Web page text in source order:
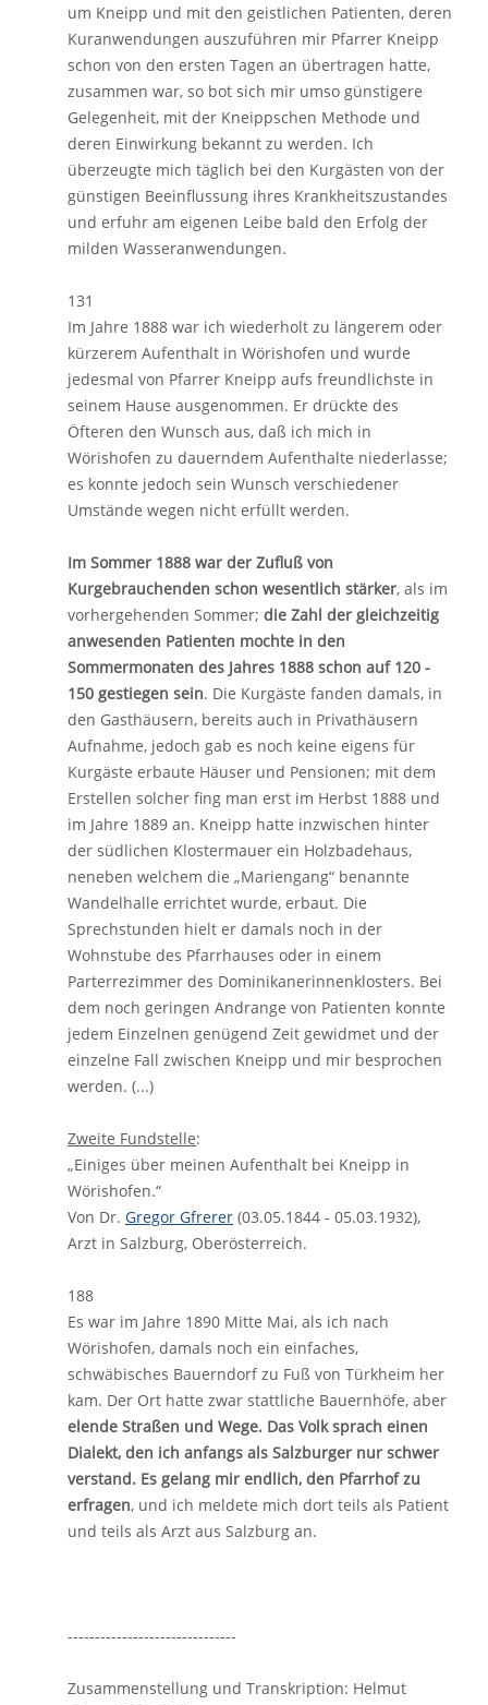
um Kneipp und mit den geistlichen Patienten, deren
Kuranwendungen auszuführen mir Pfarrer Kneipp
schon von den ersten Tagen an übertragen hatte,
zusammen war, so bot sich mir umso günstigere
Gelegenheit, mit der Kneippschen Methode und
deren Einwirkung bekannt zu werden. Ich
überzeugte mich täglich bei den Kurgästen von der
günstigen Beeinflussung ihres Krankheitszustandes
und erfuhr am eigenen Leibe bald den Erfolg der
milden Wasseranwendungen.
131
Im Jahre 1888 war ich wiederholt zu längerem oder
kürzerem Aufenthalt in Wörishofen und wurde
jedesmal von Pfarrer Kneipp aufs freundlichste in
seinem Hause ausgenommen. Er drückte des
Öfteren den Wunsch aus, daß ich mich in
Wörishofen zu dauerndem Aufenthalte niederlasse;
es konnte jedoch sein Wunsch verschiedener
Umstände wegen nicht erfüllt werden.
Im Sommer 1888 war der Zufluß von
Kurgebrauchenden schon wesentlich stärker, als im
vorhergehenden Sommer; die Zahl der gleichzeitig
anwesenden Patienten mochte in den
Sommermonaten des Jahres 1888 schon auf 120 -
150 gestiegen sein. Die Kurgäste fanden damals, in
den Gasthäusern, bereits auch in Privathäusern
Aufnahme, jedoch gab es noch keine eigens für
Kurgäste erbaute Häuser und Pensionen; mit dem
Erstellen solcher fing man erst im Herbst 1888 und
im Jahre 1889 an. Kneipp hatte inzwischen hinter
der südlichen Klostermauer ein Holzbadehaus,
neneben welchem die „Mariengang“ benannte
Wandelhalle errichtet wurde, erbaut. Die
Sprechstunden hielt er damals noch in der
Wohnstube des Pfarrhauses oder in einem
Parterrezimmer des Dominikanerinnenklosters. Bei
dem noch geringen Andrange von Patienten konnte
jedem Einzelnen genügend Zeit gewidmet und der
einzelne Fall zwischen Kneipp und mir besprochen
werden. (...)
Zweite Fundstelle:
„Einiges über meinen Aufenthalt bei Kneipp in
Wörishofen.“
Von Dr. Gregor Gfrerer (03.05.1844 - 05.03.1932),
Arzt in Salzburg, Oberösterreich.
188
Es war im Jahre 1890 Mitte Mai, als ich nach
Wörishofen, damals noch ein einfaches,
schwäbisches Bauerndorf zu Fuß von Türkheim her
kam. Der Ort hatte zwar stattliche Bauernhöfe, aber
elende Straßen und Wege. Das Volk sprach einen
Dialekt, den ich anfangs als Salzburger nur schwer
verstand. Es gelang mir endlich, den Pfarrhof zu
erfragen, und ich meldete mich dort teils als Patient
und teils als Arzt aus Salzburg an.
-------------------------------
Zusammenstellung und Transkription: Helmut